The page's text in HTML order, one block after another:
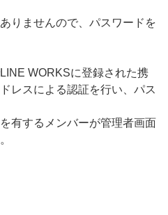
りませんので、パスワードを
WORKSに登録された携
レスによる認証を行い、パス
有するメンバーが管理者画面